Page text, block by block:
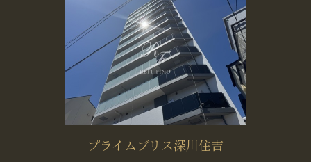
プライムブリス深川住吉